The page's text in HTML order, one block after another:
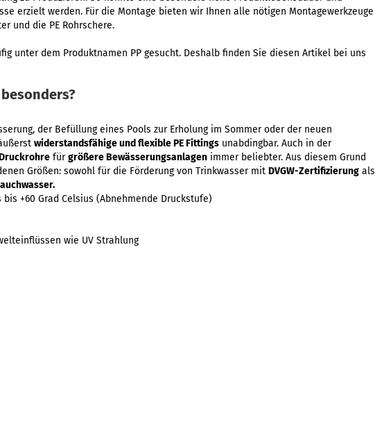
erzielt werden. Für die Montage bieten wir Ihnen alle nötigen Montagewerkzeuge
und die PE Rohrschere.
unter dem Produktnamen PP gesucht. Deshalb finden Sie diesen Artikel bei uns
der Befüllung eines Pools zur Erholung im Sommer oder der neuen
widerstandsfähige und flexible PE Fittings unabdingbar. Auch in der
fürgrößere Bewässerungsanlagen immer beliebter. Aus diesem Grund
Größen: sowohl für die Förderung von Trinkwasser mit DVGW-Zertifizierung als
+60 Grad Celsius (Abnehmende Druckstufe)
wie UV Strahlung